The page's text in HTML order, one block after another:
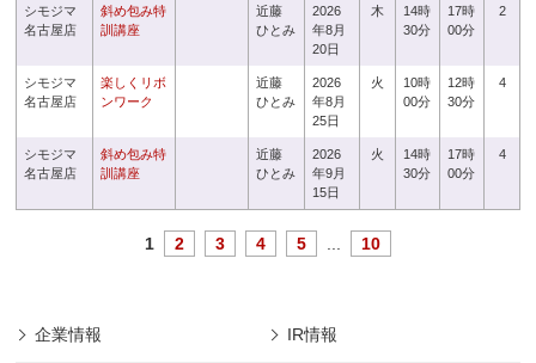
シモジマ
名古屋店
斜め包み特
訓講座
近藤
ひとみ
2026
年8月
20日
木
14時
30分
17時
00分
2
シモジマ
名古屋店
楽しくリボ
ンワーク
近藤
ひとみ
2026
年8月
25日
火
10時
00分
12時
30分
4
シモジマ
名古屋店
斜め包み特
訓講座
近藤
ひとみ
2026
年9月
15日
火
14時
30分
17時
00分
4
1 2 3 4 5 10
企業情報 IR情報